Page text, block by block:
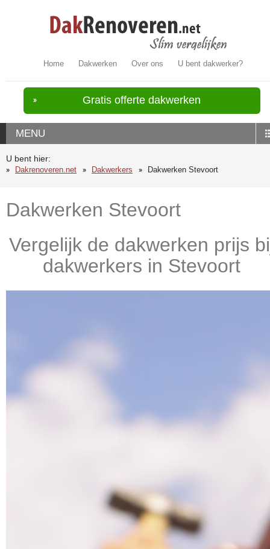
Home Dakwerken Over ons U bent dakwerker?
Gratis offerte dakwerken
MENU
U bent hier:
Dakrenoveren.net
Dakwerkers Dakwerken Stevoort
Dakwerken Stevoort
Vergelijk de dakwerken prijs
dakwerkers in Stevoort